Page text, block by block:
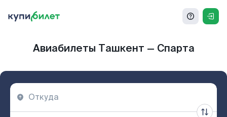
Авиабилеты Ташкент — Спарта